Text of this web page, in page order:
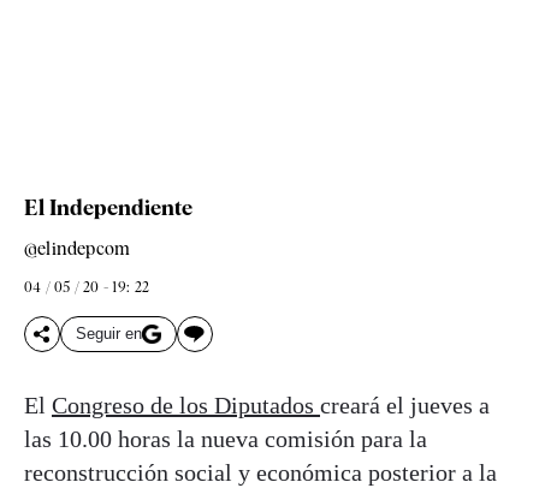
El Independiente
@elindepcom
04 / 05 / 20 - 19: 22
Seguir en
El Congreso de los Diputados creará el jueves a
las 10.00 horas la nueva comisión para la
reconstrucción social y económica posterior a la